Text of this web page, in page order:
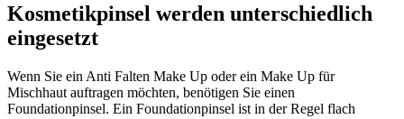
Kosmetikpinsel werden unterschiedlich
eingesetzt
Wenn Sie ein Anti Falten Make Up oder ein Make Up für
Mischhaut auftragen möchten, benötigen Sie einen
Foundationpinsel. Ein Foundationpinsel ist in der Regel flach